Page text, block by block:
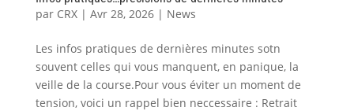
par CRX| Avr 28, 2026| News
Les infos pratiques de dernières minutes sotn
souvent celles qui vous manquent, en panique, la
veille de la course.Pour vous éviter un moment de
tension, voici un rappel bien neccessaire : Retrait